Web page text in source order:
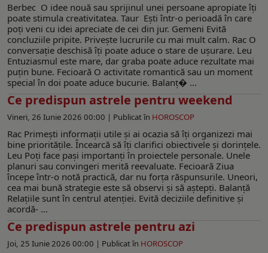
Berbec O idee nouă sau sprijinul unei persoane apropiate îți
poate stimula creativitatea. Taur Ești într-o perioadă în care
poți veni cu idei apreciate de cei din jur. Gemeni Evită
concluziile pripite. Privește lucrurile cu mai mult calm. Rac O
conversație deschisă îți poate aduce o stare de ușurare. Leu
Entuziasmul este mare, dar graba poate aduce rezultate mai
puțin bune. Fecioară O activitate romantică sau un moment
special în doi poate aduce bucurie. Balanț� ...
Ce predispun astrele pentru weekend
Vineri, 26 Iunie 2026 00:00 | Publicat în HOROSCOP
Rac Primești informații utile și ai ocazia să îți organizezi mai
bine prioritățile. Încearcă să îți clarifici obiectivele și dorințele.
Leu Poți face pași importanți în proiectele personale. Unele
planuri sau convingeri merită reevaluate. Fecioară Ziua
începe într-o notă practică, dar nu forța răspunsurile. Uneori,
cea mai bună strategie este să observi și să aștepți. Balanță
Relațiile sunt în centrul atenției. Evită deciziile definitive și
acordă- ...
Ce predispun astrele pentru azi
Joi, 25 Iunie 2026 00:00 | Publicat în HOROSCOP